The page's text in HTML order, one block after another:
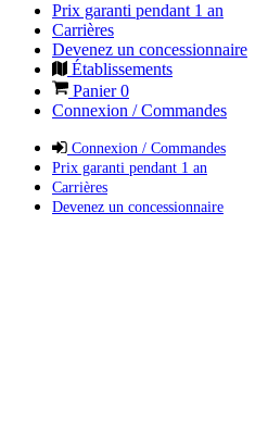
Prix garanti pendant 1 an
Carrières
Devenez un concessionnaire
Établissements
Panier0
Connexion / Commandes
Connexion / Commandes
Prix garanti pendant 1 an
Carrières
Devenez un concessionnaire